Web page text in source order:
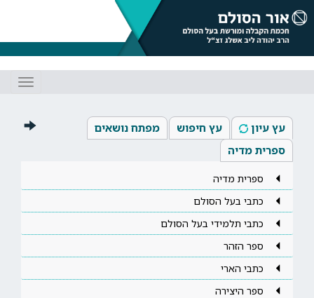
עץ עיון עץ חיפוש
מפתח נושאים
ספרית מדיה
ספרית מדיה
כתבי בעל הסולם
כתבי תלמידי בעל הסולם
ספר הזהר
כתבי הארי
ספר היצירה